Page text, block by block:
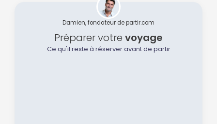
Damien, fondateur de partir.com
Préparer votre voyage
Ce qu'il reste à réserver avant de partir